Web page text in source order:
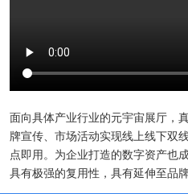
面向具体产业行业的元宇宙展厅，
牌宣传、市场活动实现线上线下双
点即用。为企业打造的数字资产也
具有极强的复用性，具有延伸至品